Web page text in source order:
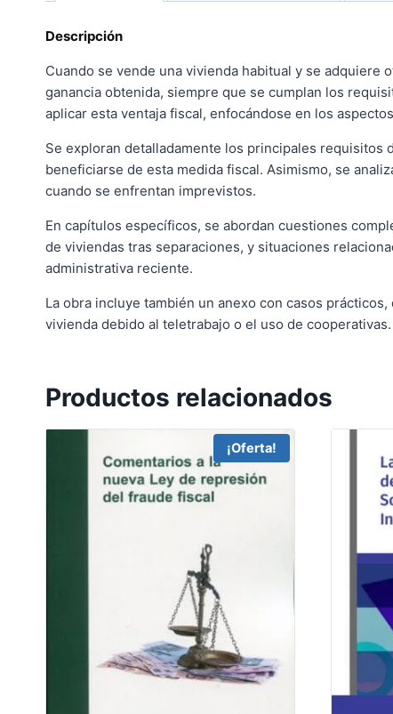
Descripción
Cuando se vende una vivienda habitual y se adquiere
ganancia obtenida, siempre que se cumplan los
aplicar esta ventaja fiscal, enfocándose en los
Se exploran detalladamente los principales requisitos
beneficiarse de esta medida fiscal. Asimismo, se
cuando se enfrentan imprevistos.
En capítulos específicos, se abordan cuestiones
de viviendas tras separaciones, y situaciones
administrativa reciente.
La obra incluye también un anexo con casos
vivienda debido al teletrabajo o el uso de
Productos relacionados
¡Oferta!